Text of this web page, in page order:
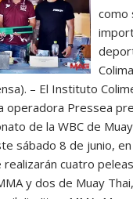
como
– El Instituto
operadora Pressea
de la WBC de
sábado 8 de junio,
realizarán cuatro
y dos de Muay